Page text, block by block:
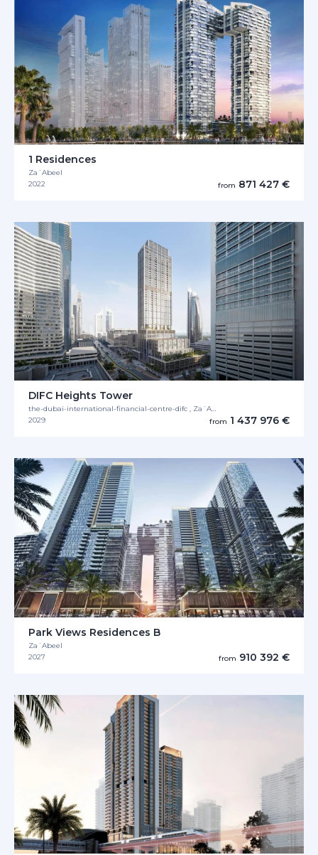
1 Residences
Za´Abeel
2022
from 871 427 €
DIFC Heights Tower
the-dubai-international-financial-centre-difc , Za´Abeel
2029
from 1 437 976 €
Park Views Residences B
Za´Abeel
2027
from 910 392 €